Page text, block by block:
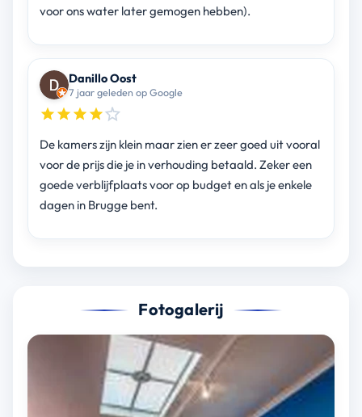
voor ons water later gemogen hebben).
Danillo Oost
7 jaar geleden op Google
De kamers zijn klein maar zien er zeer goed uit vooral
voor de prijs die je in verhouding betaald. Zeker een
goede verblijfplaats voor op budget en als je enkele
dagen in Brugge bent.
Fotogalerij